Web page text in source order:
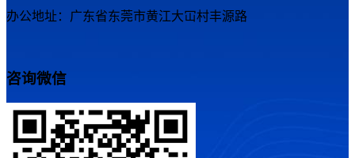
办公地址：广东省东莞市黄江大冚村丰源路
咨询微信